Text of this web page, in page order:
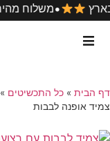
ביותר בארץ
דף הבית » כל התכשיטים »
צמיד אופנה לבבות